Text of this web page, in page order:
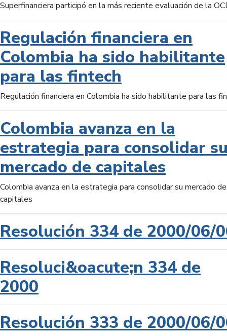
Superfinanciera participó en la más reciente evaluación de la
Regulación financiera en
Colombia ha sido habilitante
para las fintech
Regulación financiera en Colombia ha sido habilitante para las
Colombia avanza en la
estrategia para consolidar
mercado de capitales
Colombia avanza en la estrategia para consolidar su mercado de
capitales
Resolución 334 de 2000/06/
Resoluci&oacute;n 334 de
2000
Resolución 333 de 2000/06/